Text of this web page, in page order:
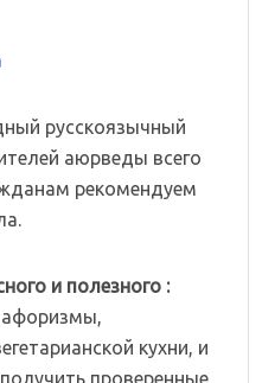
русскоязычный
аюрведы всего
рекомендуем
и полезного :
афоризмы,
кухни, и
проверенные